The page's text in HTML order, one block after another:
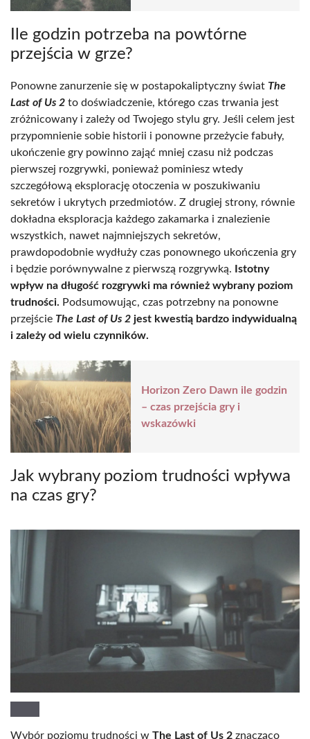
Ile godzin potrzeba na powtórne
przejścia w grze?
Ponowne zanurzenie się w postapokaliptyczny świat The
Last of Us 2 to doświadczenie, którego czas trwania jest
zróżnicowany i zależy od Twojego stylu gry. Jeśli celem jest
przypomnienie sobie historii i ponowne przeżycie fabuły,
ukończenie gry powinno zająć mniej czasu niż podczas
pierwszej rozgrywki, ponieważ pominiesz wtedy
szczegółową eksplorację otoczenia w poszukiwaniu
sekretów i ukrytych przedmiotów. Z drugiej strony, równie
dokładna eksploracja każdego zakamarka i znalezienie
wszystkich, nawet najmniejszych sekretów,
prawdopodobnie wydłuży czas ponownego ukończenia gry
i będzie porównywalne z pierwszą rozgrywką.
Istotny
wpływ na długość rozgrywki ma również wybrany poziom
trudności. Podsumowując, czas potrzebny na ponowne
przejście The Last of Us 2 jest kwestią bardzo indywidualną
i zależy od wielu czynników.
Horizon Zero Dawn ile godzin
– czas przejścia gry i
wskazówki
Jak wybrany poziom trudności wpływa
na czas gry?
Wybór poziomu trudności w The Last of Us 2 znacząco